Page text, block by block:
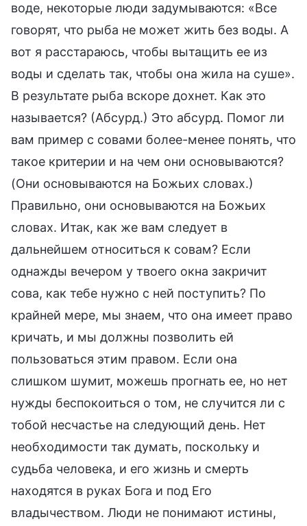
воде, некоторые люди задумываются: «Все
говорят, что рыба не может жить без воды. А
вот я расстараюсь, чтобы вытащить ее из
воды и сделать так, чтобы она жила на суше».
В результате рыба вскоре дохнет. Как это
называется? (Абсурд.) Это абсурд. Помог ли
вам пример с совами более-менее понять, что
такое критерии и на чем они основываются?
(Они основываются на Божьих словах.)
Правильно, они основываются на Божьих
словах. Итак, как же вам следует в
дальнейшем относиться к совам? Если
однажды вечером у твоего окна закричит
сова, как тебе нужно с ней поступить? По
крайней мере, мы знаем, что она имеет право
кричать, и мы должны позволить ей
пользоваться этим правом. Если она
слишком шумит, можешь прогнать ее, но нет
нужды беспокоиться о том, не случится ли с
тобой несчастье на следующий день. Нет
необходимости так думать, поскольку и
судьба человека, и его жизнь и смерть
находятся в руках Бога и под Его
владычеством. Люди не понимают истины,